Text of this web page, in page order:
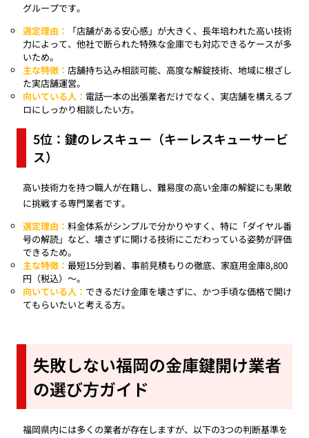
グループです。
選定理由：
「店舗がある安心感」が大きく、長年培われた高い技術
力によって、他社で断られた特殊な金庫でも対応できるケースが多
いため。
主な特徴：店舗持ち込み相談可能、高度な解錠技術、地域に根ざし
た実店舗運営。
向いている人： 電話一本の出張業者だけでなく、実店舗を構えるプ
ロにしっかり相談したい方。
5位：鍵のレスキュー（キーレスキューサービ
ス）
高い技術力を持つ職人が在籍し、難易度の高い金庫の解錠にも果敢
に挑戦する専門業者です。
選定理由：料金体系がシンプルで分かりやすく、特に「ダイヤル番
号の解読」など、壊さずに開ける技術にこだわっている姿勢が評価
できるため。
主な特徴：最短15分到着、事前見積もりの徹底、家庭用金庫8,800
円（税込）〜。
向いている人： できるだけ金庫を壊さずに、かつ手頃な価格で開け
てもらいたいと考える方。
失敗しない福岡の金庫鍵開け業者
の選び方ガイド
福岡県内には多くの業者が存在しますが、以下の3つの判断基準を